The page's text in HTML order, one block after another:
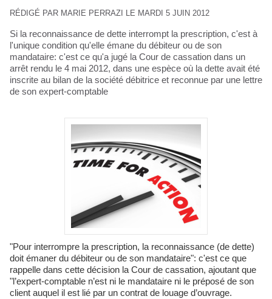
RÉDIGÉ PAR MARIE PERRAZI LE MARDI 5 JUIN 2012
Si la reconnaissance de dette interrompt la prescription, c'est à
l'unique condition qu'elle émane du débiteur ou de son
mandataire: c'est ce qu'a jugé la Cour de cassation dans un
arrêt rendu le 4 mai 2012, dans une espèce où la dette avait été
inscrite au bilan de la société débitrice et reconnue par une lettre
de son expert-comptable
"Pour interrompre la prescription, la reconnaissance (de dette)
doit émaner du débiteur ou de son mandataire": c'est ce que
rappelle dans cette décision la Cour de cassation, ajoutant que
"l’expert-comptable n’est ni le mandataire ni le préposé de son
client auquel il est lié par un contrat de louage d’ouvrage.